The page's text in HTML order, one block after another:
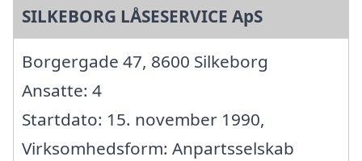
SILKEBORG LÅSESERVICE ApS
Borgergade 47, 8600 Silkeborg
Ansatte: 4
Startdato: 15. november 1990,
Virksomhedsform: Anpartsselskab